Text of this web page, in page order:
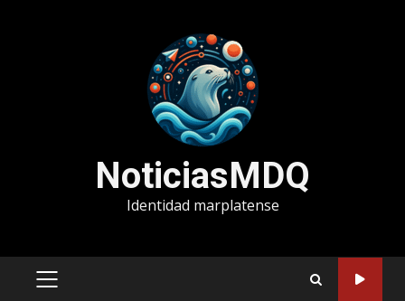
NoticiasMDQ
Identidad marplatense
MENÚ